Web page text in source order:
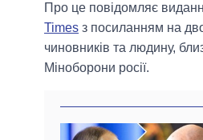
Про це повідомляє
Times з посиланням на
чиновників та людину,
Міноборони росії.